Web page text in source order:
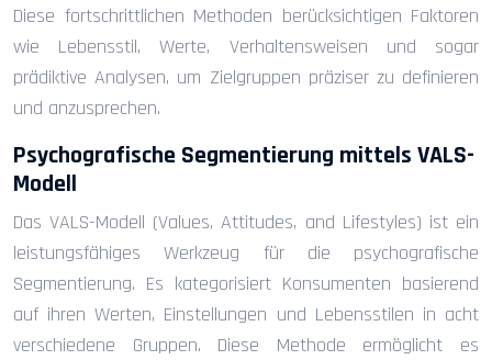
Diese fortschrittlichen Methoden berücksichtigen Faktoren
wie Lebensstil, Werte, Verhaltensweisen und sogar
prädiktive Analysen, um Zielgruppen präziser zu definieren
und anzusprechen.
Psychografische Segmentierung mittels VALS-
Modell
Das VALS-Modell (Values, Attitudes, and Lifestyles) ist ein
leistungsfähiges Werkzeug für die psychografische
Segmentierung. Es kategorisiert Konsumenten basierend
auf ihren Werten, Einstellungen und Lebensstilen in acht
verschiedene Gruppen. Diese Methode ermöglicht es